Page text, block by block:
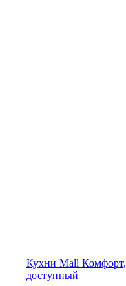
Кухни Mall Комфорт,
доступный